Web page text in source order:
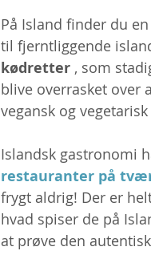
På Island finder du
til fjerntliggende
kødretter , som
blive overrasket over
vegansk og
Islandsk gastronomi
restauranter på
frygt aldrig! Der er
hvad spiser de på
at prøve den